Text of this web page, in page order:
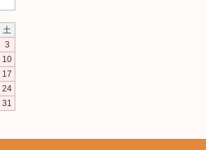
土
3
10
17
24
31